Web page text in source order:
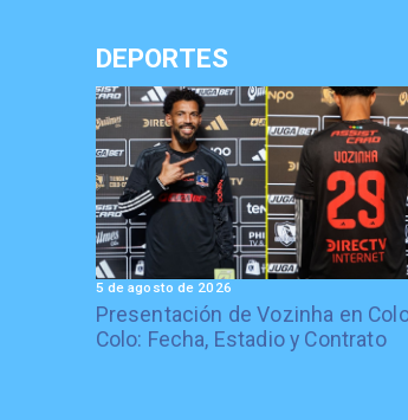
DEPORTES
Presentación de Vozinha en
Colo: Fecha, Estadio y Contrato
5 de agosto de 2026